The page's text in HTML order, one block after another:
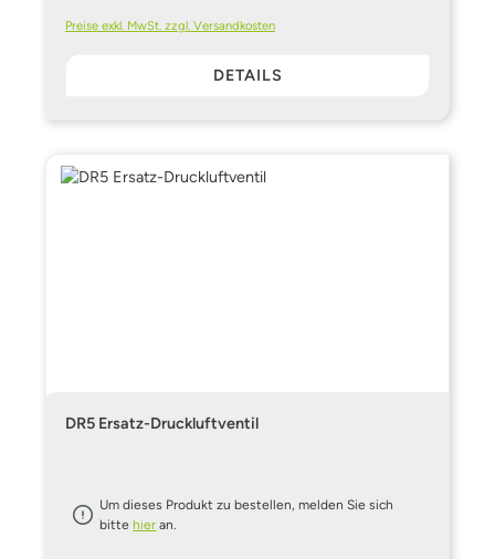
Preise exkl. MwSt. zzgl. Versandkosten
DETAILS
DR5 Ersatz-Druckluftventil
Um dieses Produkt zu bestellen, melden Sie sich
bittehier an.